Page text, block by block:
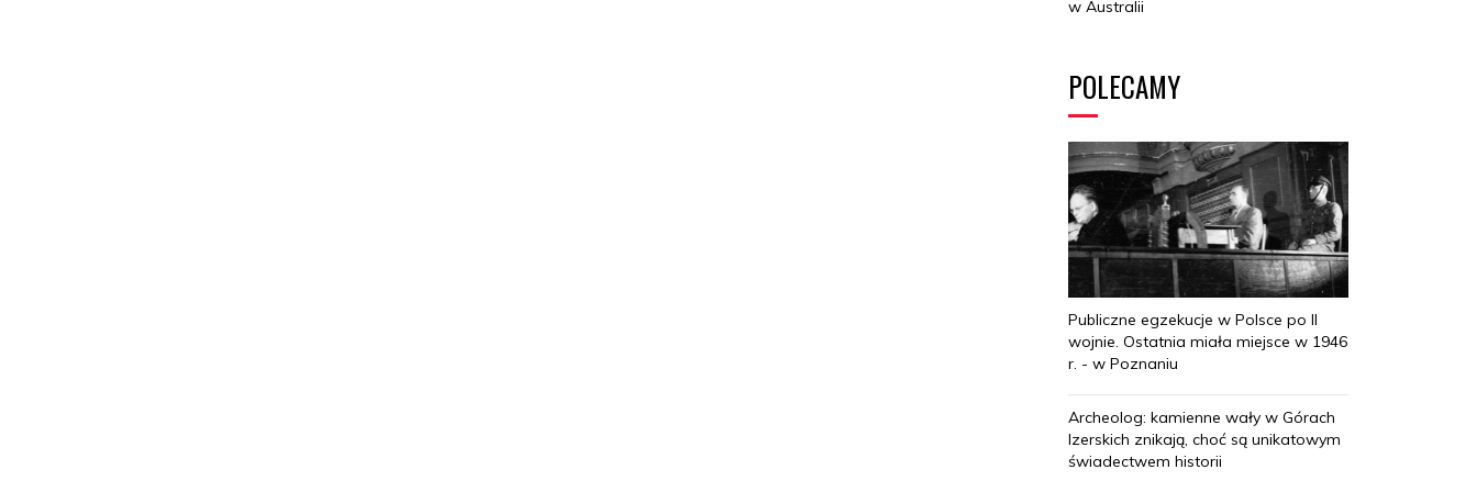
w Australii
POLECAMY
Publiczne egzekucje w Polsce po II
wojnie. Ostatnia miała miejsce w 1946
r. - w Poznaniu
Archeolog: kamienne wały w Górach
Izerskich znikają, choć są unikatowym
świadectwem historii